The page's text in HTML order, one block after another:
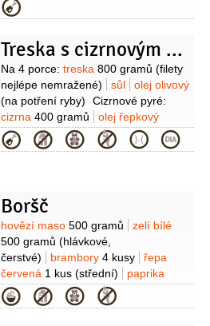
1 lžička (nebo limetka )
Kategorie
Treska s cizrnovým pyré a rajčatovou „vodou”
Suroviny
Na 4 porce: treska 800 gramů (filety
nejlépe nemražené)
sůl
olej olivový
(na potření ryby)
Cizrnové pyré:
cizrna 400 gramů
olej řepkový
50 mililitrů
máslo 50 gramů
cibule
1 kus
bobkový list1 lístek
tymián
„voda“: rajčata koktejlová
250 gramů
50 mililitrů
olej olivový50 mililitrů
(extra panenský)
cukr krupice
1 lžička
bazalka10 lístků
(čerstvá +
na ozdobení )
estragon 1 snítka
(není nutný)
sůl pepř
Kategorie
Boršč
Suroviny
hovězí maso 500 gramů
zelí bílé
500 gramů (hlávkové,
čerstvé)
brambory 4 kusy
řepa
červená 1 kus (střední)
paprika
zelená1 kus mrkev1 kus
(větší)
cibule1 kus
Kategorie